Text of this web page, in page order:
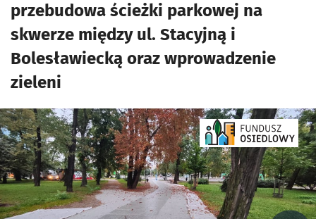
przebudowa ścieżki parkowej na
skwerze między ul. Stacyjną i
Bolesławiecką oraz wprowadzenie
zieleni
Kliknij, aby powiększyć